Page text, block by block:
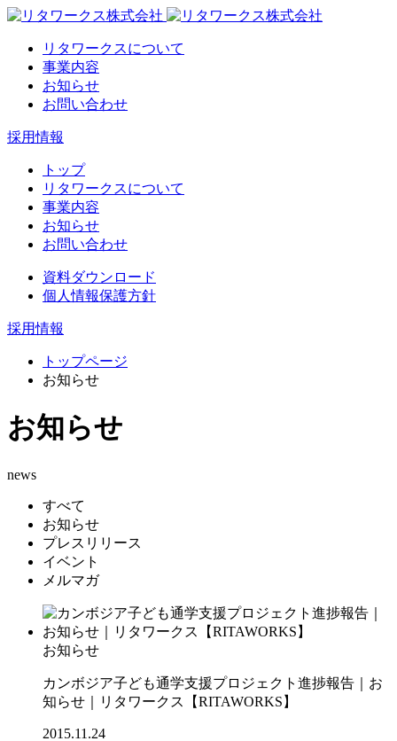
リタワークスについて
事業内容
お知らせ
お問い合わせ
採用情報
トップ
リタワークスについて
事業内容
お知らせ
お問い合わせ
資料ダウンロード
個人情報保護方針
採用情報
トップページ
お知らせ
お知らせ
news
すべて
お知らせ
プレスリリース
イベント
メルマガ
お知らせ
カンボジア子ども通学支援プロジェクト進捗報告｜お
知らせ｜リタワークス【RITAWORKS】
2015.11.24